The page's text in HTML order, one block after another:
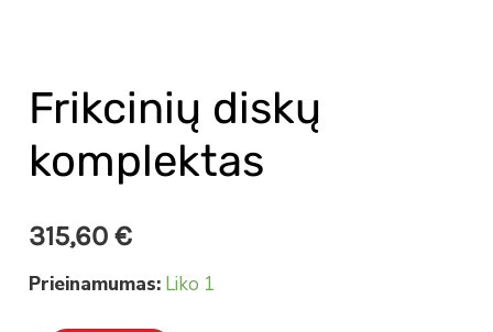
Frikcinių diskų
komplektas
315,60€
Prieinamumas: Liko 1